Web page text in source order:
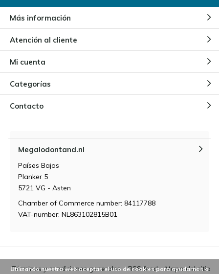
Más información
Atención al cliente
Mi cuenta
Categorías
Contacto
Megalodontand.nl
Países Bajos
Planker 5
5721 VG - Asten
Chamber of Commerce number: 84117788
VAT-number: NL863102815B01
Términos y condiciones generales RSS feed Mapa del sitio
Utilizando nuestra web aceptas el uso de cookies para ayudarnos a